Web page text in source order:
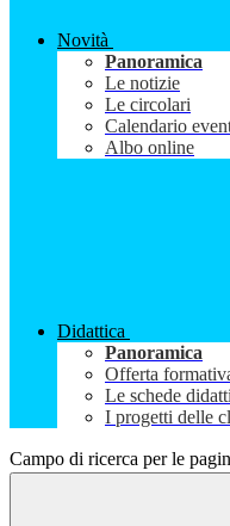
Novità
Panoramica
Le notizie
Le circolari
Calendario
Albo online
Didattica
Panoramica
Offerta
Le schede
I progetti delle
Campo di ricerca per le